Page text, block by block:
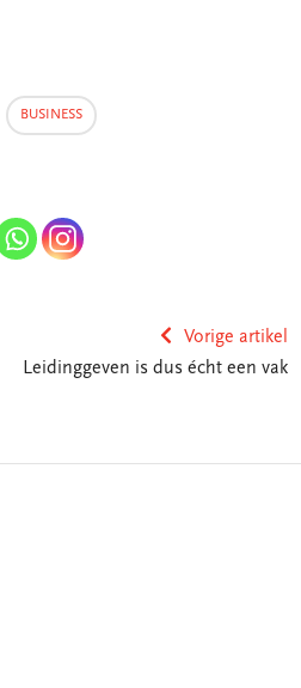
BUSINESS
Vorige artikel
Leidinggeven is dus écht een vak